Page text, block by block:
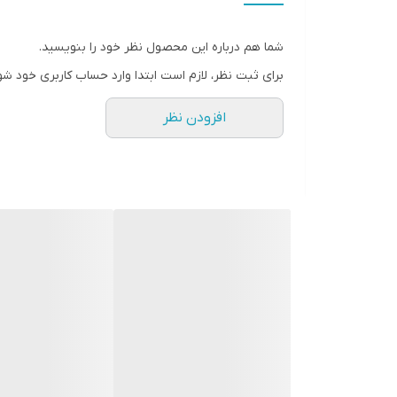
شما هم درباره این محصول نظر خود را بنویسید.
برای ثبت نظر، لازم است ابتدا وارد حساب کاربری خود
افزودن نظر